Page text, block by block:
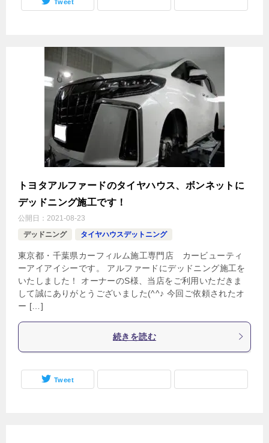
Tweet
トヨタアルファードのタイヤハウス、ボンネットに
デッドニング施工です！
公開日： 2021-08-23
デッドニング
タイヤハウスデットニング
東京都・千葉県カーフィルム施工専門店 カービューティ
ーアイアイシーです。 アルファードにデッドニング施工を
いたしました！ オーナーのS様、当店をご利用いただきま
して誠にありがとうございました(^^♪ 今回ご依頼されたオ
ー […]
続きを読む
Tweet